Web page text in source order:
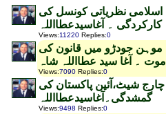
اسلامی نظریاتی کونسل کی
کارکردگی ۔ آغاسیدعطااللہ
Views:11220 Replies:0
موہن جودڑو میں قانون کی
موت ۔ آغا سید عطااللہ شاہ
Views:7090 Replies:0
چارج شیٹ،آئین پاکستان کی
گمشدگی۔آغاسیدعطااللہ
Views:9498 Replies:0